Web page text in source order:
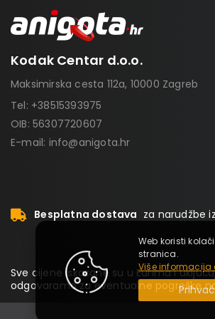
Kodak Centar d.o.o.
Maksimirska cesta 112a, 10000 Zagreb
Tel: +38515393975
OIB: 56307720607
E-mail: info@anigota.hr
Besplatna dostava za narudžbe
Sve cijene iskazane su u Eurima i
odgovaramo za eventualne pogreške
Web koristi
stranica.
Više informacija